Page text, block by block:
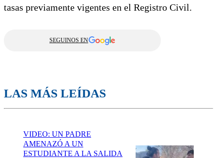
tasas previamente vigentes en el Registro Civil.
SEGUINOS EN
LAS MÁS LEÍDAS
VIDEO: UN PADRE
AMENAZÓ A UN
ESTUDIANTE A LA SALIDA